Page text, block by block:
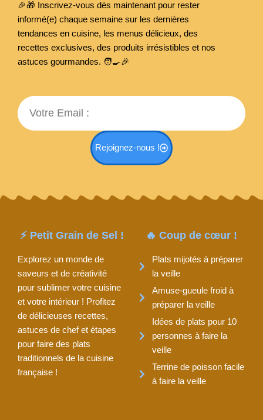
🎉🎁 Inscrivez-vous dès maintenant pour rester
informé(e) chaque semaine sur les dernières
tendances en cuisine, les menus délicieux, des
recettes exclusives, des produits irrésistibles et nos
astuces gourmandes. 🧑‍🍳🎉
Email
Rejoignez-nous !
⚡ Petit Grain de Sel !
Explorez un monde de
saveurs et de créativité
pour sublimer votre cuisine
et votre intérieur ! Profitez
de délicieuses recettes,
astuces de chef et étapes
pour faire des plats
traditionnels de la cuisine
française !
🔥 Coup de cœur !
Plats mijotés à préparer
la veille
Amuse-gueule froid à
préparer la veille
Idées de plats pour 10
personnes à faire la
veille
Terrine de poisson facile
à faire la veille